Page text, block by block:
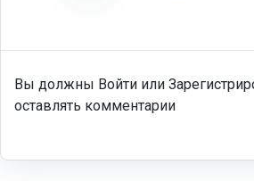
Вы должны Войти или
оставлять комментарии